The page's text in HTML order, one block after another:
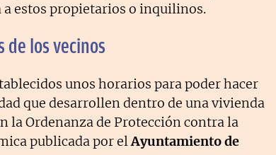
estos propietarios o inquilinos.
de los vecinos
unos horarios para poder hacer
que desarrollen dentro de una vivienda
la Ordenanza de Protección contra la
publicada por elAyuntamiento de